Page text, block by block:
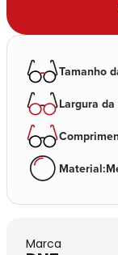
Tamanho
Largura
Material:
Marca